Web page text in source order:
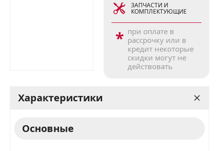
ЗАПЧАСТИ И
КОМПЛЕКТУЮЩИЕ
* при оплате в
рассрочку или в
кредит некоторые
скидки могут не
действовать
Характеристики
Основные